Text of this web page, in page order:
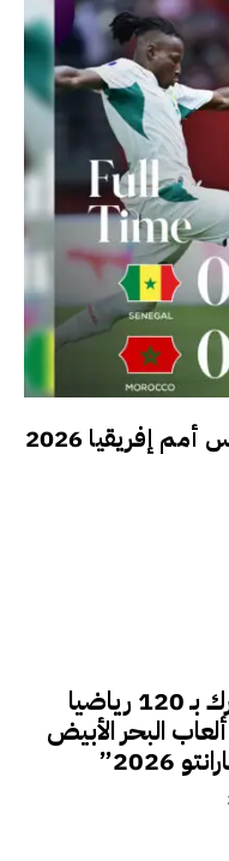
لبؤات الأطلس إلى ربع نهائي كأس أمم إفريقيا 2026
المغرب يشارك بـ 120 رياضيا
البحر الأبيض
2026”